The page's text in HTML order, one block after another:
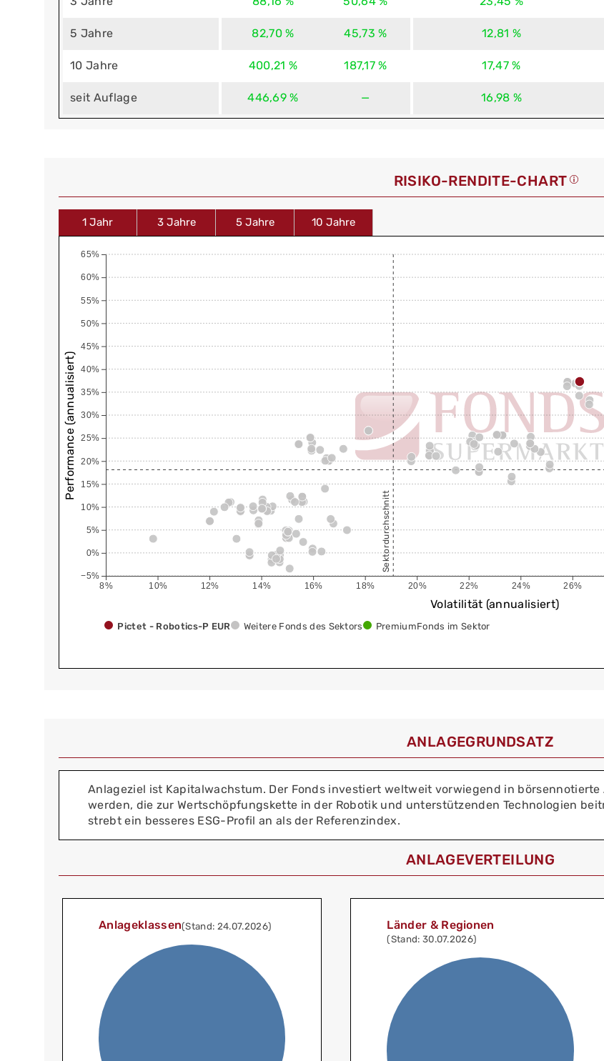
5 Jahre 82,70 % 45,73 % 12,81 %
10 Jahre 400,21 % 187,17 % 17,47 %
seit Auflage 446,69 % — 16,98 %
RISIKO-RENDITE-CHART
1 Jahr 3 Jahre 5 Jahre 10 Jahre
8% 10% 12% 14% 16% 18% 20% 22% 24% 26%
−5%
0%
5%
10%
15%
20%
25%
30%
35%
40%
45%
50%
55%
60%
65%
Sektordurchschnitt
Volatilität (annualisiert)
Performance (annualisiert)
Pictet - Robotics-P EUR Weitere Fonds des Sektors PremiumFonds im Sektor
ANLAGEGRUNDSATZ
Anlageziel ist Kapitalwachstum. Der Fonds investiert weltweit vorwiegend in
werden, die zur Wertschöpfungskette in der Robotik und unterstützenden Technologien
strebt ein besseres ESG-Profil an als der Referenzindex.
ANLAGEVERTEILUNG
Anlageklassen(Stand: 24.07.2026) Länder & Regionen
(Stand: 30.07.2026)